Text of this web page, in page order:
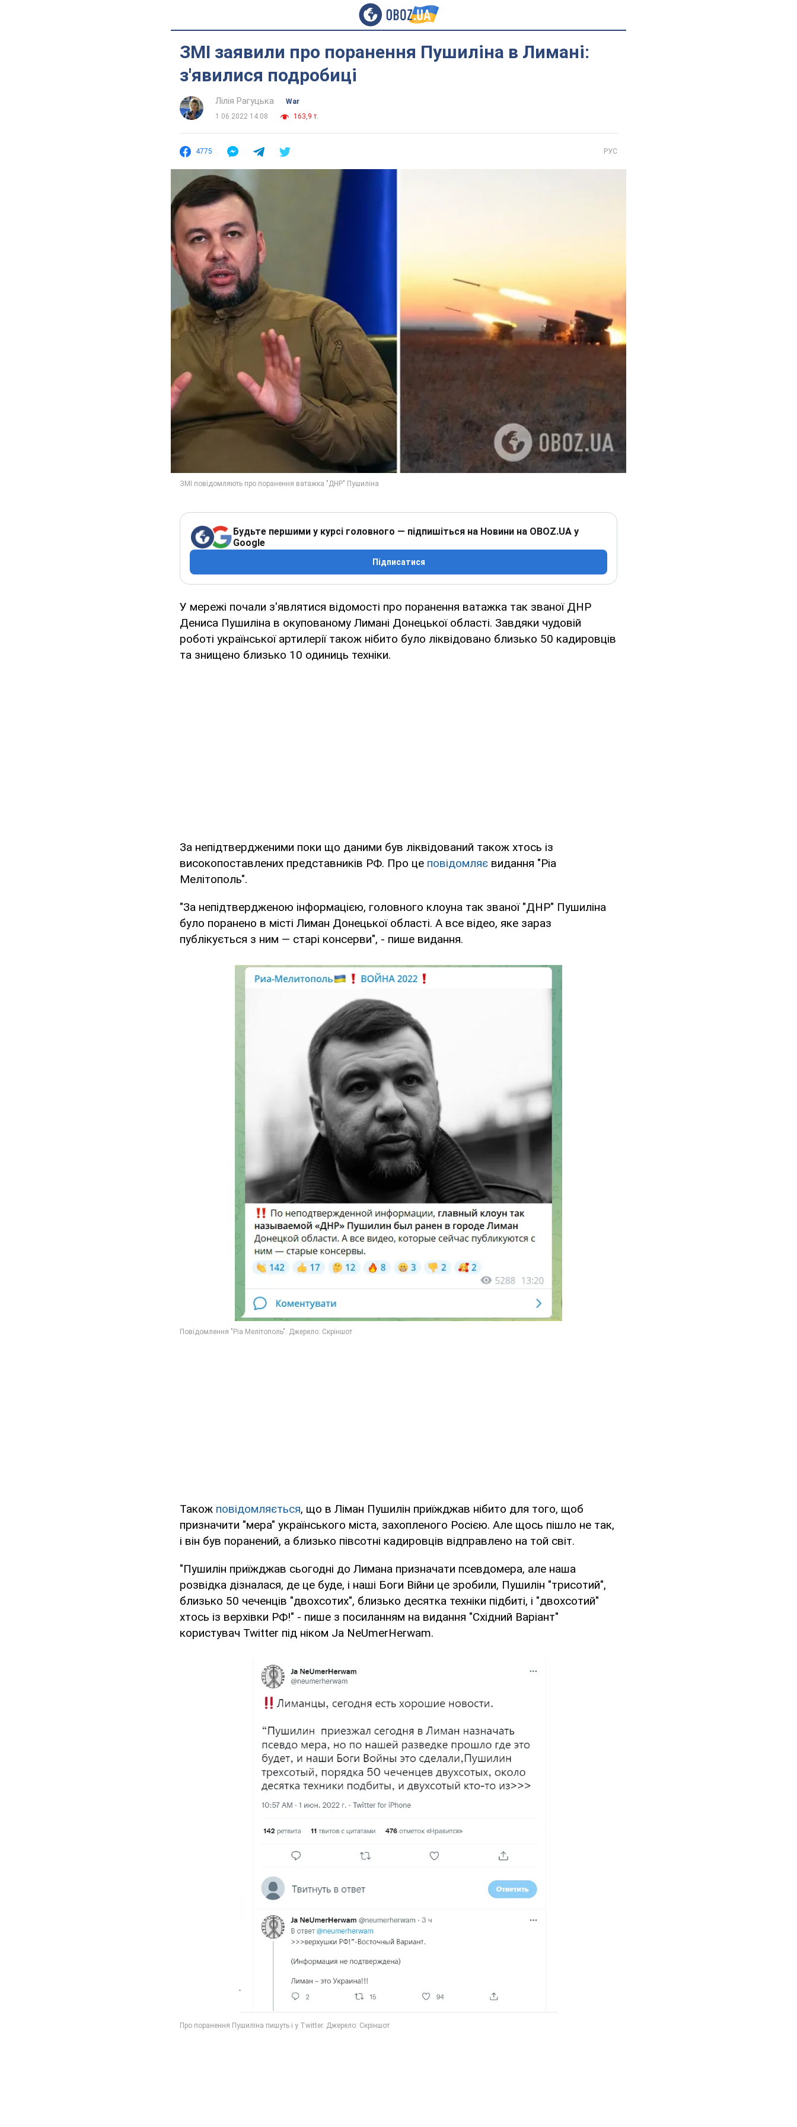
ЗМІ заявили про поранення Пушиліна в Лимані:
з'явилися подробиці
Лілія Рагуцька
War
1.06.2022 14:08
163,9 т.
4775 РУС
Будьте першими у курсі головного — підпишіться на Новини на OBOZ.UA у
Google
Підписатися
У мережі почали з'являтися відомості про поранення ватажка так званої ДНР
Дениса Пушиліна в окупованому Лимані Донецької області. Завдяки чудовій
роботі української артилерії також нібито було ліквідовано близько 50 кадировців
та знищено близько 10 одиниць техніки.
За непідтвердженими поки що даними був ліквідований також хтось із
високопоставлених представників РФ. Про це повідомляє видання "Ріа
Мелітополь".
"За непідтвердженою інформацією, головного клоуна так званої "ДНР" Пушиліна
було поранено в місті Лиман Донецької області. А все відео, яке зараз
публікується з ним — старі консерви", - пише видання.
Також повідомляється, що в Ліман Пушилін приїжджав нібито для того, щоб
призначити "мера" українського міста, захопленого Росією. Але щось пішло не так,
і він був поранений, а близько півсотні кадировців відправлено на той світ.
"Пушилін приїжджав сьогодні до Лимана призначати псевдомера, але наша
розвідка дізналася, де це буде, і наші Боги Війни це зробили, Пушилін "трисотий",
близько 50 чеченців "двохсотих", близько десятка техніки підбиті, і "двохсотий"
хтось із верхівки РФ!" - пише з посиланням на видання "Східний Варіант"
користувач Twitter під ніком Ja NeUmerHerwam.